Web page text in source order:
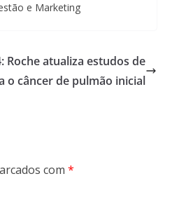
e Marketing
Roche atualiza estudos de
o câncer de pulmão inicial
com *